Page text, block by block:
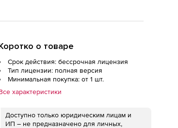
о товаре
Срок действия: бессрочная лицензия
Тип лицензии: полная версия
Минимальная покупка: от 1 шт.
характеристики
Доступно только юридическим лицам и
ИП – не предназначено для личных,